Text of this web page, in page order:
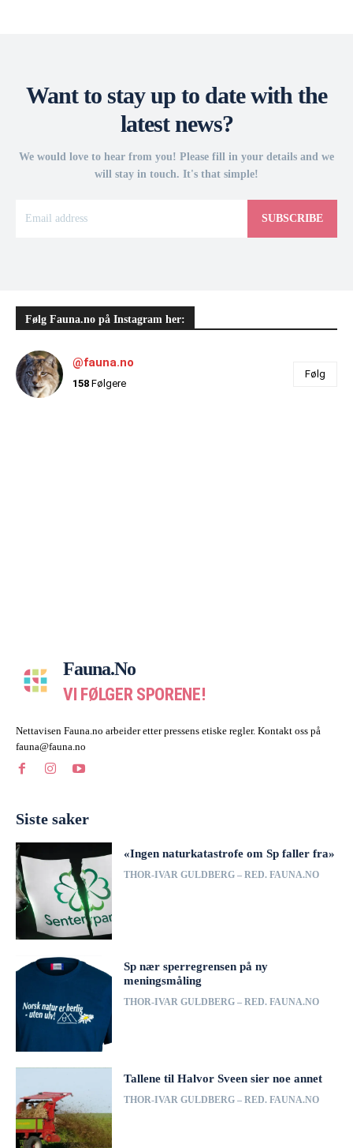
Want to stay up to date with the
latest news?
We would love to hear from you! Please fill in your details and we
will stay in touch. It's that simple!
SUBSCRIBE
Følg Fauna.no på Instagram her:
@fauna.no
158 Følgere
Følg
Fauna.no
VI FØLGER SPORENE!
Nettavisen Fauna.no arbeider etter pressens etiske regler. Kontakt oss på
fauna@fauna.no
Siste saker
«Ingen naturkatastrofe om Sp faller fra»
THOR-IVAR GULDBERG – RED. FAUNA.NO
Sp nær sperregrensen på ny
meningsmåling
THOR-IVAR GULDBERG – RED. FAUNA.NO
Tallene til Halvor Sveen sier noe annet
THOR-IVAR GULDBERG – RED. FAUNA.NO